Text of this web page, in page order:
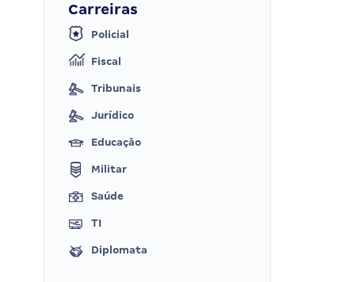
Carreiras
Policial
Fiscal
Tribunais
Jurídico
Educação
Militar
Saúde
TI
Diplomata